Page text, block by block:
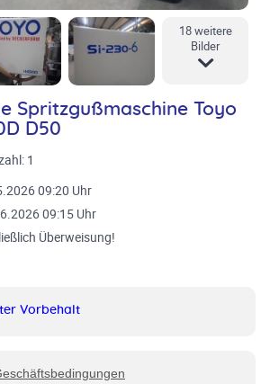
18 weitere
Bilder
Spritzgußmaschine Toyo
D50
1
09:20 Uhr
09:15 Uhr
Überweisung!
Vorbehalt